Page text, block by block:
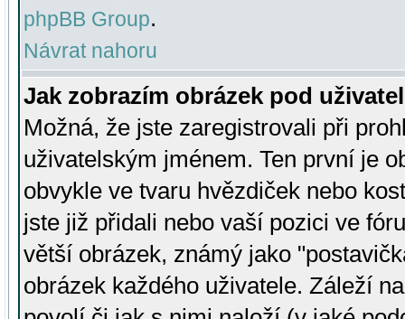
phpBB Group.
Návrat nahoru
Jak zobrazím obrázek pod
Možná, že jste zaregistrovali při
uživatelským jménem. Ten první je
obvykle ve tvaru hvězdiček nebo
jste již přidali nebo vaší pozici ve
větší obrázek, známý jako
obrázek každého uživatele. Záleží